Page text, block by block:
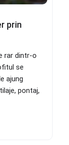
prin
rar dintr-o
se
ajung
pontaj,